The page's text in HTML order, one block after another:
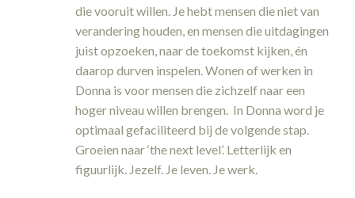
die vooruit willen. Je hebt mensen die niet van
verandering houden, en mensen die uitdagingen
juist opzoeken, naar de toekomst kijken,én
daarop durven inspelen. Wonen of werken in
Donna is voor mensen die zichzelf naar een
hoger niveau willen brengen. In Donna word je
optimaal gefaciliteerd bij de volgende stap.
Groeien naar‘the next level’. Letterlijk en
figuurlijk. Jezelf. Je leven. Je werk.